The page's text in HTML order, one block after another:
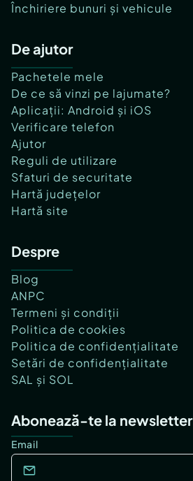
Închiriere bunuri și vehicule
De ajutor
Pachetele mele
De ce să vinzi pe lajumate?
Aplicații: Android și iOS
Verificare telefon
Ajutor
Reguli de utilizare
Sfaturi de securitate
Hartă județelor
Hartă site
Despre
Blog
ANPC
Termeni și condiții
Politica de cookies
Politica de confidențialitate
Setări de confidențialitate
SAL și SOL
Abonează-te la newsletter
Email